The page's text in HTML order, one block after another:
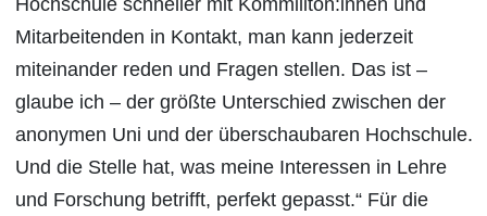
Hochschule schneller mit Kommiliton:innen und
Mitarbeitenden in Kontakt, man kann jederzeit
miteinander reden und Fragen stellen. Das ist –
glaube ich – der größte Unterschied zwischen der
anonymen Uni und der überschaubaren Hochschule.
Und die Stelle hat, was meine Interessen in Lehre
und Forschung betrifft, perfekt gepasst.“ Für die